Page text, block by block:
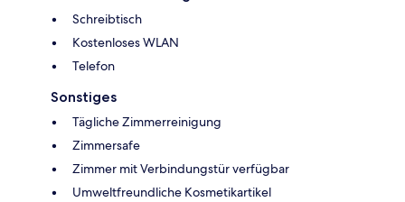
Schreibtisch
Kostenloses WLAN
Telefon
Sonstiges
Tägliche Zimmerreinigung
Zimmersafe
Zimmer mit Verbindungstür verfügbar
Umweltfreundliche Kosmetikartikel